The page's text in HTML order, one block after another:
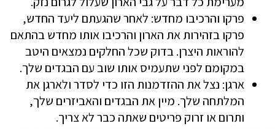
פרקו והרכיבו מחדש: לאחר שהגעתם ליעד החדש,
פרקו בזהירות את הארון והרכיבו אותו מחדש בהתאם
להוראות היצרן. בדוק שכל החלקים נמצאים היטב
במקומם לפני שתעמיס אותו שוב עם הבגדים שלך.
ארגן: נצל את ההזדמנות הזו כדי לסדר ולארגן את
המלתחה שלך. מיין את הבגדים והאביזרים שלך,
ותרום או זרוק פריטים שאתה כבר לא צריך.